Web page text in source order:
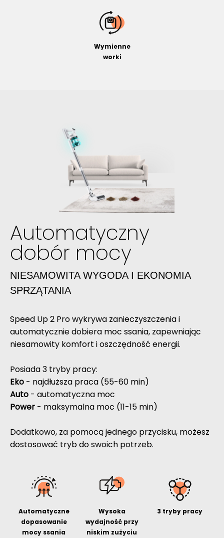
Wymienne
worki
Automatyczny
dobór mocy
NIESAMOWITA WYGODA I EKONOMIA
SPRZĄTANIA
Speed Up 2 Pro wykrywa zanieczyszczenia i
automatycznie dobiera moc ssania, zapewniając
niesamowity komfort i oszczędność energii.
Posiada 3 tryby pracy:
Eko - najdłuższa praca (55-60 min)
Auto - automatyczna moc
Power - maksymalna moc (11-15 min)
Dodatkowo, za pomocą jednego przycisku, możesz
dostosować tryb do swoich potrzeb.
Automatyczne
dopasowanie
mocy ssania
Wysoka
wydajność przy
niskim zużyciu
3 tryby pracy